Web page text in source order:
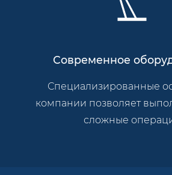
Современное
Специализированные
компании позволяет
сложные